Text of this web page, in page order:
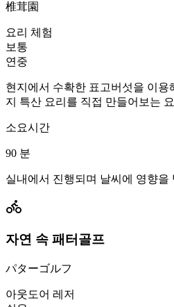
椎茸園
요리 체험
보통
연중
현지에서 수확한 표고버섯을 이용
지 특산 요리를 직접 만들어보는
소요시간
90 분
실내에서 진행되며 날씨에 영향을
자연 속 패터골프
パターゴルフ
아웃도어 레저